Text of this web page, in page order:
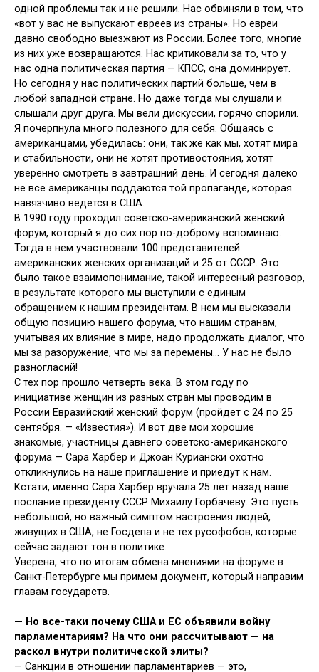
одной проблемы так и не решили. Нас обвиняли в том, что
«вот у вас не выпускают евреев из страны». Но евреи
давно свободно выезжают из России. Более того, многие
из них уже возвращаются. Нас критиковали за то, что у
нас одна политическая партия — КПСС, она доминирует.
Но сегодня у нас политических партий больше, чем в
любой западной стране. Но даже тогда мы слушали и
слышали друг друга. Мы вели дискуссии, горячо спорили.
Я почерпнула много полезного для себя. Общаясь с
американцами, убедилась: они, так же как мы, хотят мира
и стабильности, они не хотят противостояния, хотят
уверенно смотреть в завтрашний день. И сегодня далеко
не все американцы поддаются той пропаганде, которая
навязчиво ведется в США.
В 1990 году проходил советско-американский женский
форум, который я до сих пор по-доброму вспоминаю.
Тогда в нем участвовали 100 представителей
американских женских организаций и 25 от СССР. Это
было такое взаимопонимание, такой интересный разговор,
в результате которого мы выступили с единым
обращением к нашим президентам. В нем мы высказали
общую позицию нашего форума, что нашим странам,
учитывая их влияние в мире, надо продолжать диалог, что
мы за разоружение, что мы за перемены… У нас не было
разногласий!
С тех пор прошло четверть века. В этом году по
инициативе женщин из разных стран мы проводим в
России Евразийский женский форум (пройдет с 24 по 25
сентября. — «Известия»). И вот две мои хорошие
знакомые, участницы давнего советско-американского
форума — Сара Харбер и Джоан Куриански охотно
откликнулись на наше приглашение и приедут к нам.
Кстати, именно Сара Харбер вручала 25 лет назад наше
послание президенту СССР Михаилу Горбачеву. Это пусть
небольшой, но важный симптом настроения людей,
живущих в США, не Госдепа и не тех русофобов, которые
сейчас задают тон в политике.
Уверена, что по итогам обмена мнениями на форуме в
Санкт-Петербурге мы примем документ, который направим
главам государств.
— Но все-таки почему США и ЕС объявили войну
парламентариям? На что они рассчитывают — на
раскол внутри политической элиты?
— Санкции в отношении парламентариев — это,